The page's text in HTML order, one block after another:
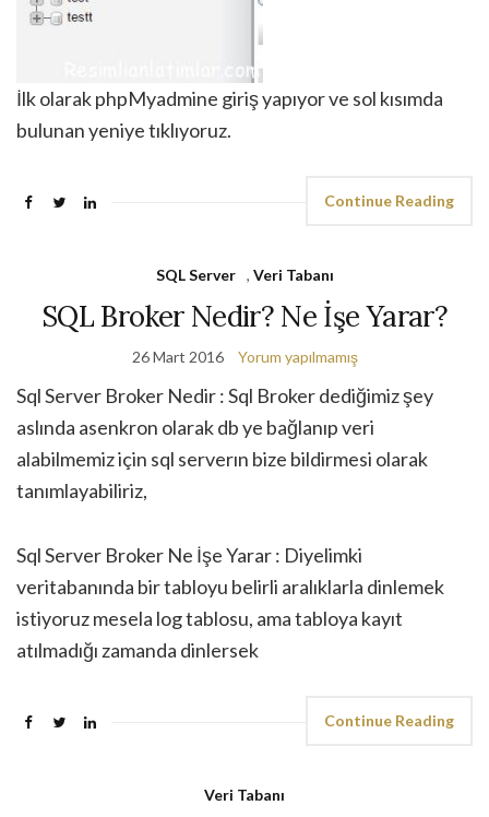
İlk olarak phpMyadmine giriş yapıyor ve sol kısımda
bulunan yeniye tıklıyoruz.
Continue Reading
SQL Server , Veri Tabanı
SQL Broker Nedir? Ne İşe Yarar?
26 Mart 2016 Yorum yapılmamış
Sql Server Broker Nedir : Sql Broker dediğimiz şey
aslında asenkron olarak db ye bağlanıp veri
alabilmemiz için sql serverın bize bildirmesi olarak
tanımlayabiliriz,
Sql Server Broker Ne İşe Yarar : Diyelimki
veritabanında bir tabloyu belirli aralıklarla dinlemek
istiyoruz mesela log tablosu, ama tabloya kayıt
atılmadığı zamanda dinlersek
Continue Reading
Veri Tabanı